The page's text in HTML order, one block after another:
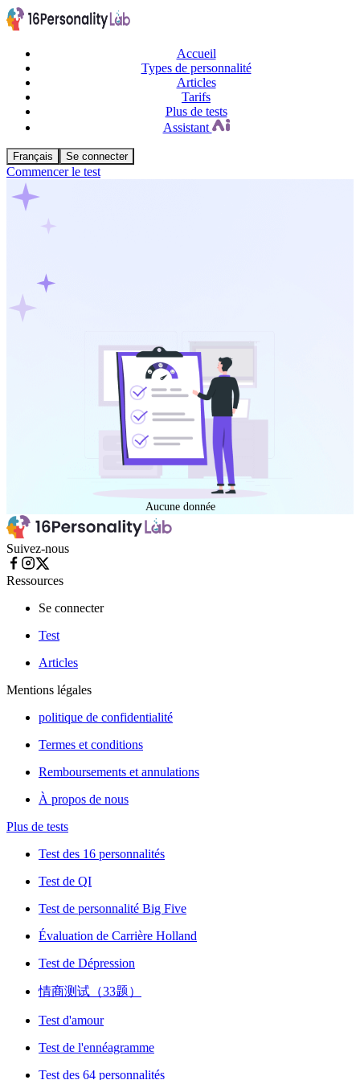
Accueil
Types de personnalité
Articles
Tarifs
Plus de tests
Assistant
Français Se connecter
Commencer le test
Aucune donnée
Suivez-nous
Ressources
Se connecter
Test
Articles
Mentions légales
politique de confidentialité
Termes et conditions
Remboursements et annulations
À propos de nous
Plus de tests
Test des 16 personnalités
Test de QI
Test de personnalité Big Five
Évaluation de Carrière Holland
Test de Dépression
情商测试（33题）
Test d'amour
Test de l'ennéagramme
Test des 64 personnalités